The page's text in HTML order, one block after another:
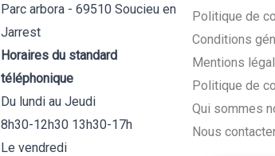
Parc arbora - 69510 Soucieu en
Jarrest
Horaires du standard
téléphonique
Du lundi au Jeudi
8h30-12h30 13h30-17h
Le vendredi
Politique de
Conditions
Mentions
Politique de
Qui sommes
Nous